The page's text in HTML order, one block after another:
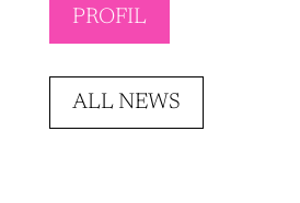
PROFIL
ALL NEWS